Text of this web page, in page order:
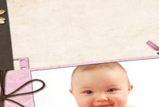
oublié ?